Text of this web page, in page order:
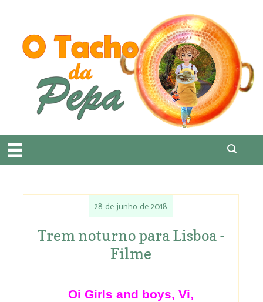
28 de junho de 2018
Trem noturno para Lisboa -
Filme
Oi Girls and boys, Vi,